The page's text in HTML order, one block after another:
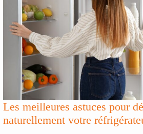
Les meilleures astuces pour
naturellement votre